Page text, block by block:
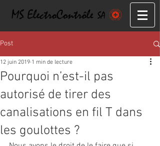
Post
Pourquoi n’est-il pas
autorisé de tirer des
canalisations en fil T dans
les goulottes ?
12 juin 2019 1 min de lecture